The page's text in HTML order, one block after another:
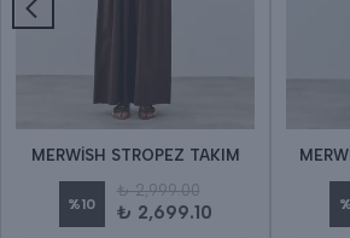
MERWİSH STROPEZ TAKIM
%10
₺ 2,999.00
₺ 2,699.10 %